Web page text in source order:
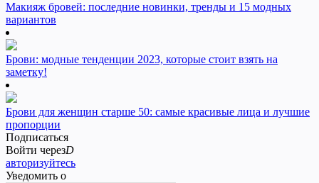
Макияж бровей: последние новинки, тренды и 15 модных
вариантов
Брови: модные тенденции 2023, которые стоит взять на
заметку!
Брови для женщин старше 50: самые красивые лица и лучшие
пропорции
Подписаться
Войти черезD
авторизуйтесь
Уведомить о